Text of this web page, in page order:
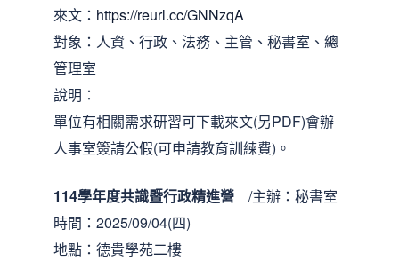
來文： https://reurl.cc/GNNzqA
對象：人資、行政、法務、主管、秘書室、總
管理室
說明：
單位有相關需求研習可下載來文(另PDF)會辦
人事室簽請公假(可申請教育訓練費)。
114學年度共識暨行政精進營 /主辦：秘書室
時間：2025/09/04(四)
地點：德貴學苑二樓